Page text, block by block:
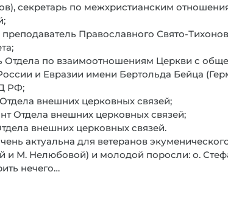
секретарь по межхристианским
Православного Свято-
Отдела по взаимоотношениям Церкви с
и Евразии имени Бертольда Бейца
РФ;
внешних церковных связей;
Отдела внешних церковных связей;
внешних церковных связей.
актуальна для ветеранов
и М. Нелюбовой) и молодой поросли: о.
нечего…